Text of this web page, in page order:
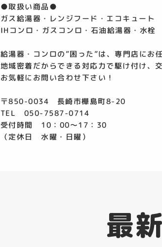
●取扱い商品●
ガス給湯器・レンジフード・エコキュート
IHコンロ・ガスコンロ・石油給湯器・水栓
給湯器・コンロの”困った”は、専門店にお
地域密着だからできる対応力で駆け付け、
お気軽にお問い合わせ下さい！
〒850-0034 長崎市樺島町8-20
TEL 050-7587-0714
受付時間 10：00～17：30
（定休日 水曜・日曜）
最